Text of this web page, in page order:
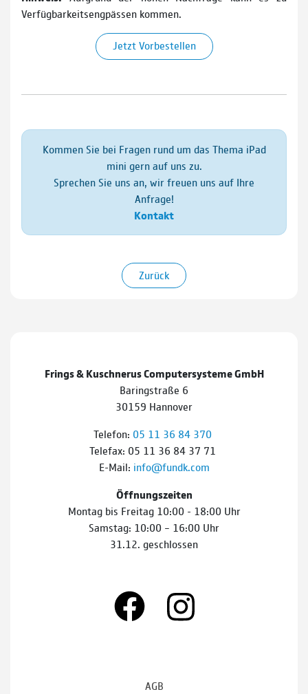
Verfügbarkeitsengpässen kommen.
Jetzt Vorbestellen
Kommen Sie bei Fragen rund um das Thema iPad
mini gern auf uns zu.
Sprechen Sie uns an, wir freuen uns auf Ihre
Anfrage!
Kontakt
Zurück
Frings & Kuschnerus Computersysteme GmbH
Baringstraße 6
30159 Hannover
Telefon: 05 11 36 84 370
Telefax: 05 11 36 84 37 71
E-Mail: info@fundk.com
Öffnungszeiten
Montag bis Freitag 10:00 - 18:00 Uhr
Samstag: 10:00 – 16:00 Uhr
31.12. geschlossen
AGB